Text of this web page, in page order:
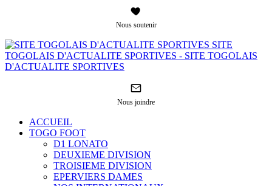
Nous soutenir
SITE
TOGOLAIS D'ACTUALITE SPORTIVES - SITE TOGOLAIS
D'ACTUALITE SPORTIVES
Nous joindre
ACCUEIL
TOGO FOOT
D1 LONATO
DEUXIEME DIVISION
TROISIEME DIVISION
EPERVIERS DAMES